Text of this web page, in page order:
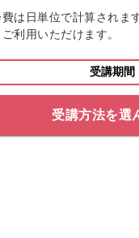
は日単位で計算されま
利用いただけます。
受講期間
受講方法を選